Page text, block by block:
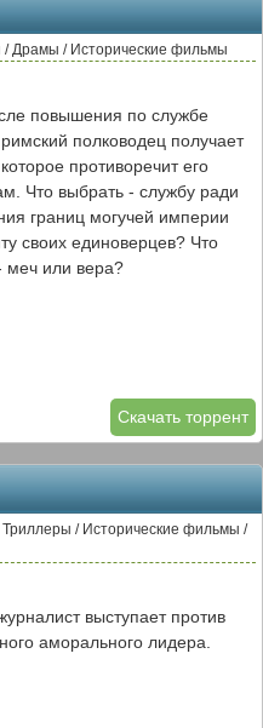
/ Драмы / Исторические фильмы
повышения по службе
полководец получает
противоречит его
Что выбрать - службу ради
границ могучей империи
своих единоверцев? Что
меч или вера?
Скачать торрент
/ Исторические фильмы /
выступает против
аморального лидера.